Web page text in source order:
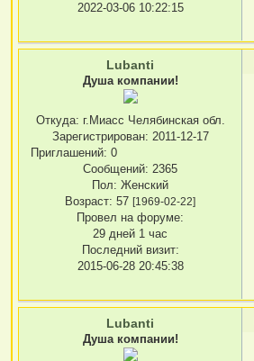
2022-03-06 10:22:15
Lubanti
Душа компании!
Откуда: г.Миасс Челябинская обл.
Зарегистрирован: 2011-12-17
Приглашений: 0
Сообщений: 2365
Пол: Женский
Возраст: 57[1969-02-22]
Провел на форуме:
29 дней 1 час
Последний визит:
2015-06-28 20:45:38
Lubanti
Душа компании!